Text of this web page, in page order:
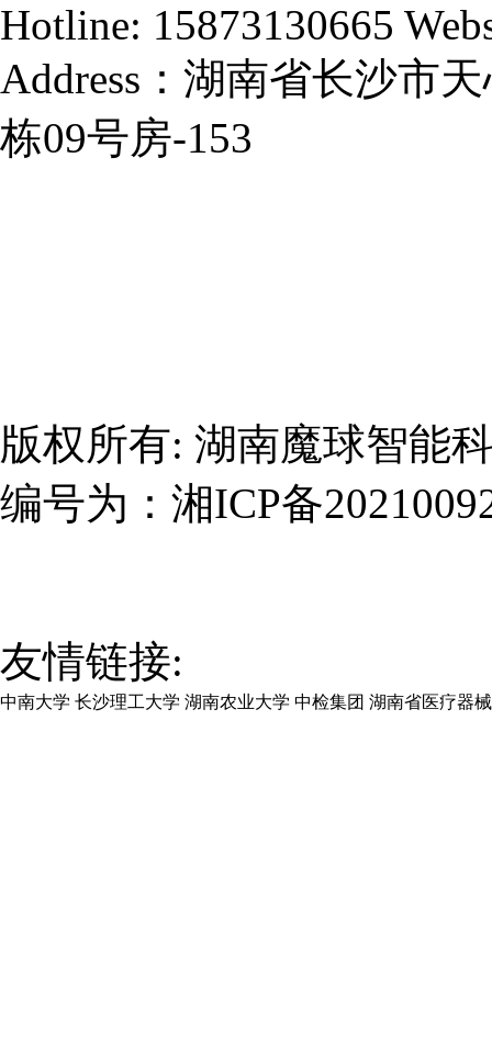
Hotline: 15873130665
Address：湖南省长沙市
栋09号房-153
版权所有: 湖南魔球智能
编号为： 湘ICP备
友情链接:
中南大学 长沙理工大学 湖南农业大学 中检集团 湖南省医疗器